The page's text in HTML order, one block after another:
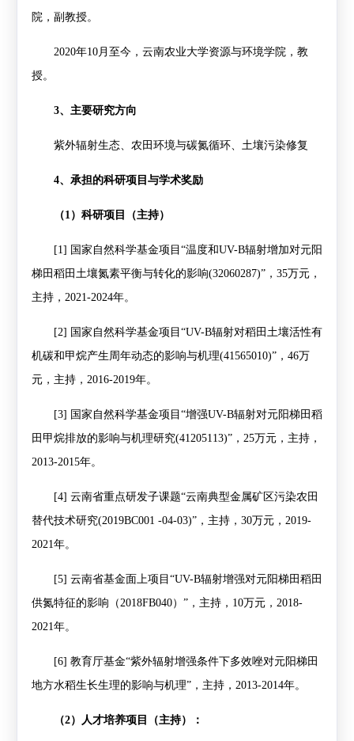
院，副教授。
2020年10月至今，云南农业大学资源与环境学院，教
授。
3、主要研究方向
紫外辐射生态、农田环境与碳氮循环、土壤污染修复
4、承担的科研项目与学术奖励
（1 ）科研项目（主持）
[1] 国家自然科学基金项目 “温度和UV-B辐射增加对元阳
梯田稻田土壤氮素平衡与转化的影响(32060287)”， 35万元，
主持， 2021-2024年。
[2] 国家自然科学基金项目 “UV-B辐射对稻田土壤活性有
机碳和甲烷产生周年动态的影响与机理(41565010)”， 46万
元，主持， 2016-2019年。
[3] 国家自然科学基金项目 “增强UV-B辐射对元阳梯田稻
田甲烷排放的影响与机理研究(41205113)”， 25万元，主持，
2013-2015年。
[4] 云南省重点研发子课题“云南典型金属矿区污染农田
替代技术研究(2019BC001 -04-03)”，主持， 30万元， 2019-
2021年。
[5] 云南省基金面上项目 “UV-B辐射增强对元阳梯田稻田
供氮特征的影响（ 2018FB040）”， 主持， 10万元， 2018-
2021年。
[6] 教育厅基金“紫外辐射增强条件下多效唑对元阳梯田
地方水稻生长生理的影响与机理”，主持， 2013-2014年。
（2）人才培养项目（主持）：